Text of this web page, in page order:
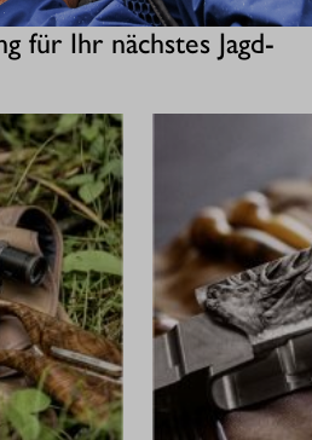
für Ihr nächstes Jagd-